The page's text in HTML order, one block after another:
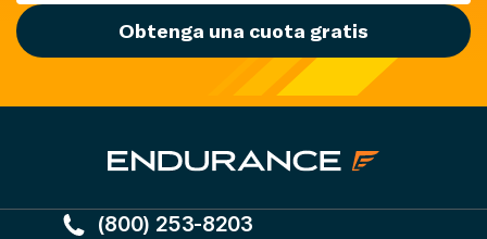
Obtenga una cuota gratis
(800) 253-8203